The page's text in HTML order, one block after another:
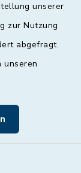
unserer
zur Nutzung
abgefragt.
unseren